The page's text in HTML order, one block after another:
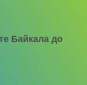
Байкала до